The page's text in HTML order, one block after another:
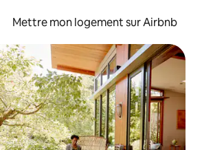
Mettre mon logement sur Airbnb